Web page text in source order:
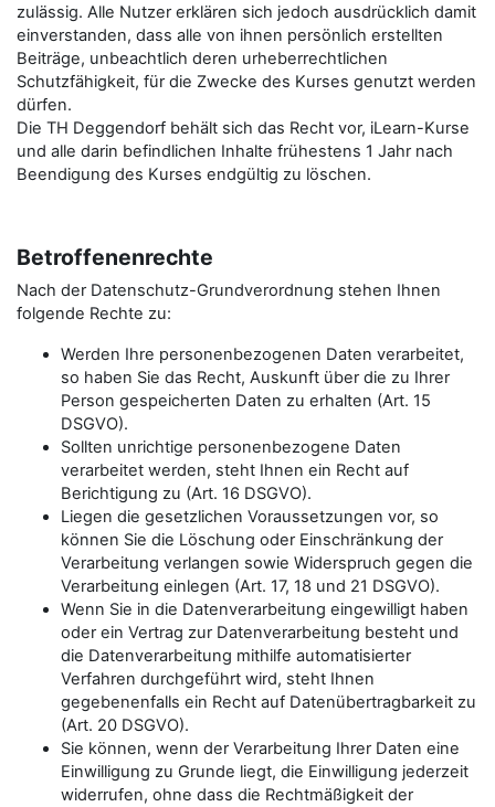
zulässig. Alle Nutzer erklären sich jedoch ausdrücklich damit
einverstanden, dass alle von ihnen persönlich erstellten
Beiträge, unbeachtlich deren urheberrechtlichen
Schutzfähigkeit, für die Zwecke des Kurses genutzt werden
dürfen.
Die TH Deggendorf behält sich das Recht vor, iLearn-Kurse
und alle darin befindlichen Inhalte frühestens 1 Jahr nach
Beendigung des Kurses endgültig zu löschen.
Betroffenenrechte
Nach der Datenschutz-Grundverordnung stehen Ihnen
folgende Rechte zu:
Werden Ihre personenbezogenen Daten verarbeitet,
so haben Sie das Recht, Auskunft über die zu Ihrer
Person gespeicherten Daten zu erhalten (Art. 15
DSGVO).
Sollten unrichtige personenbezogene Daten
verarbeitet werden, steht Ihnen ein Recht auf
Berichtigung zu (Art. 16 DSGVO).
Liegen die gesetzlichen Voraussetzungen vor, so
können Sie die Löschung oder Einschränkung der
Verarbeitung verlangen sowie Widerspruch gegen die
Verarbeitung einlegen (Art. 17, 18 und 21 DSGVO).
Wenn Sie in die Datenverarbeitung eingewilligt haben
oder ein Vertrag zur Datenverarbeitung besteht und
die Datenverarbeitung mithilfe automatisierter
Verfahren durchgeführt wird, steht Ihnen
gegebenenfalls ein Recht auf Datenübertragbarkeit zu
(Art. 20 DSGVO).
Sie können, wenn der Verarbeitung Ihrer Daten eine
Einwilligung zu Grunde liegt, die Einwilligung jederzeit
widerrufen, ohne dass die Rechtmäßigkeit der